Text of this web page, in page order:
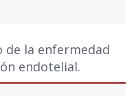
la enfermedad
endotelial.